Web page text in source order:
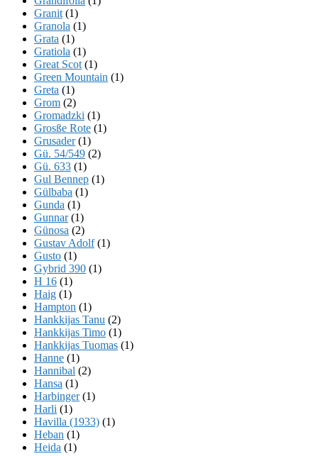
Granit (1)
Granola (1)
Grata (1)
Gratiola (1)
Great Scot (1)
Green Mountain (1)
Greta (1)
Grom (2)
Gromadzki (1)
Grosße Rote (1)
Grusader(1)
Gü. 54/549 (2)
Gü. 633 (1)
Gul Bennep (1)
Gülbaba (1)
Gunda (1)
Gunnar(1)
Günosa (2)
Gustav Adolf(1)
Gusto (1)
Gybrid 390 (1)
H 16 (1)
Haig (1)
Hampton (1)
Hankkijas Tanu (2)
Hankkijas Timo (1)
Hankkijas Tuomas (1)
Hanne (1)
Hannibal (2)
Hansa (1)
Harbinger(1)
Harli (1)
Havilla (1933) (1)
Heban (1)
Heida (1)